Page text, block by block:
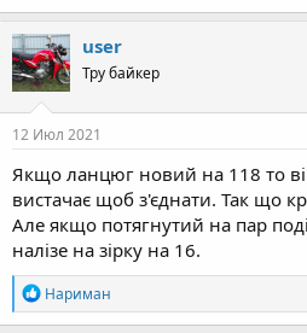
user
Тру байкер
12 Июл 2021
Якщо ланцюг новий на 118 то
вистачає щоб з'єднати. Так що
Але якщо потягнутий на пар
налізе на зірку на 16.
R
e
Нариман